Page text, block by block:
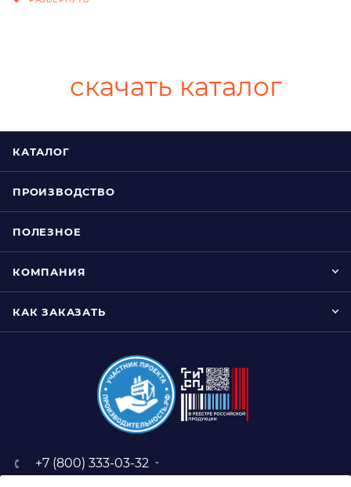
скачать каталог
КАТАЛОГ
ПРОИЗВОДСТВО
ПОЛЕЗНОЕ
КОМПАНИЯ
КАК ЗАКАЗАТЬ
+7 (800) 333-03-32